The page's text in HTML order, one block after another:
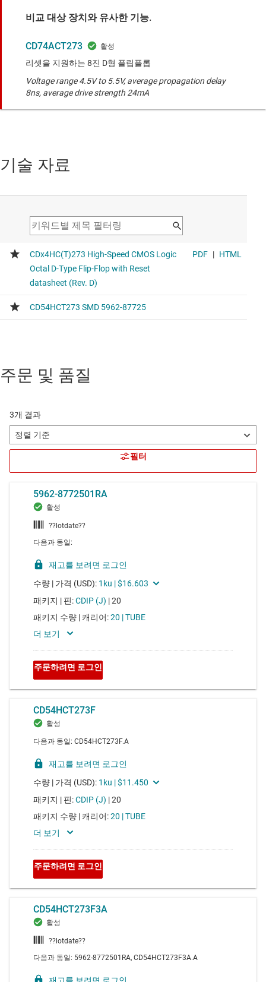
비교 대상 장치와 유사한 기능.
CD74ACT273
리셋을 지원하는 8진 D형 플립플롭
Voltage range 4.5V to 5.5V, average propagation delay
8ns, average drive strength 24mA
기술 자료
주문 및 품질